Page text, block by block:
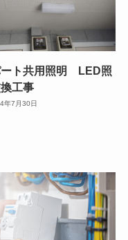
ート共用照明 LED照
工事
年7月30日